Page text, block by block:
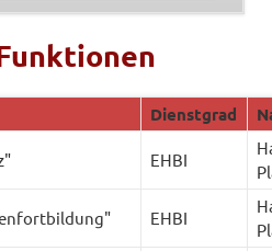
Dienstgrad
EHBI
EHBI